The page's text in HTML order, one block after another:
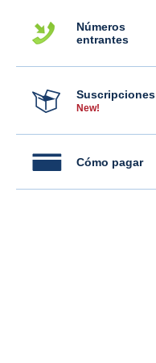
Números
entrantes
Suscripciones
New!
Cómo pagar